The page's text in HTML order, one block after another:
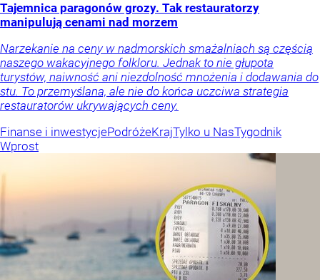
Tajemnica paragonów grozy. Tak restauratorzy
manipulują cenami nad morzem
Narzekanie na ceny w nadmorskich smażalniach są częścią
naszego wakacyjnego folkloru. Jednak to nie głupota
turystów, naiwność ani niezdolność mnożenia i dodawania do
stu. To przemyślana, ale nie do końca uczciwa strategia
restauratorów ukrywających ceny.
Finanse i inwestycjePodróżeKrajTylko u NasTygodnik
Wprost